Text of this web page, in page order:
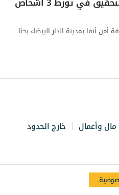
أنفا بمدينة الدار البيضاء بحثا
مال وأعمال
خارج الحدود